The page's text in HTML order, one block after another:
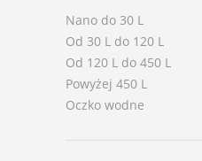
Nano do 30 L
Od 30 L do 120 L
Od 120 L do 450 L
Powyżej 450 L
Oczko wodne